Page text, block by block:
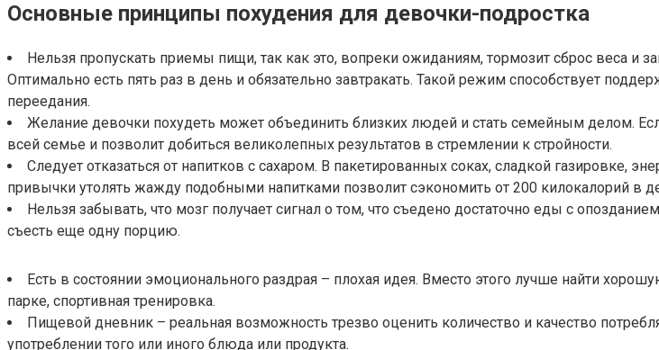
Основные принципы похудения для девочки-подростка
Нельзя пропускать приемы пищи, так как это, вопреки ожиданиям, тормозит сброс веса
Оптимально есть пять раз в день и обязательно завтракать. Такой режим способствует
переедания.
Желание девочки похудеть может объединить близких людей и стать семейным делом.
всей семье и позволит добиться великолепных результатов в стремлении к стройности.
Следует отказаться от напитков с сахаром. В пакетированных соках, сладкой газировке,
привычки утолять жажду подобными напитками позволит сэкономить от 200 килокалорий в
Нельзя забывать, что мозг получает сигнал о том, что съедено достаточно еды с
съесть еще одну порцию.
Есть в состоянии эмоционального раздрая – плохая идея. Вместо этого лучше найти
парке, спортивная тренировка.
Пищевой дневник – реальная возможность трезво оценить количество и качество
употреблении того или иного блюда или продукта.